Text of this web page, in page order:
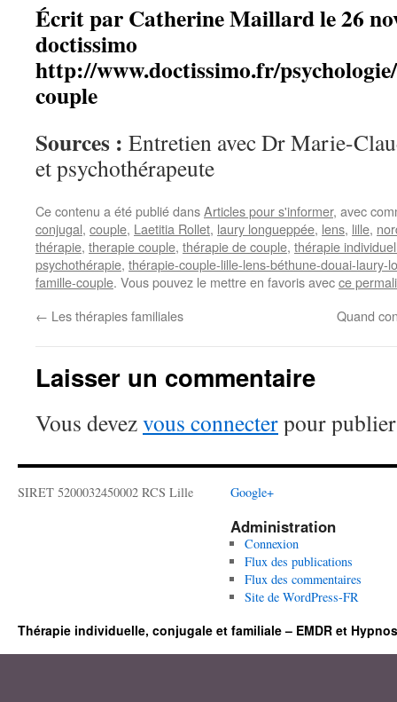
Écrit par Catherine Maillard le 26
doctissimo
http://www.doctissimo.fr/
couple
Sources : Entretien avec Dr Marie-
et psychothérapeute
Ce contenu a été publié dansArticles pour s'informer, avec
conjugal, couple, Laetitia Rollet, laury longueppée, lens, lille,
thérapie, therapie couple, thérapie de couple, thérapie
psychothérapie, thérapie-couple-lille-lens-béthune-douai-laury-
famille-couple. Vous pouvez le mettre en favoris avecce
← Les thérapies familiales Quand
Laisser un commentaire
Vous devezvous connecterpour
SIRET 5200032450002 RCS Lille Google+
Administration
Connexion
Flux des publications
Flux des commentaires
Site de WordPress-FR
Thérapie individuelle, conjugale et familiale – EMDR et